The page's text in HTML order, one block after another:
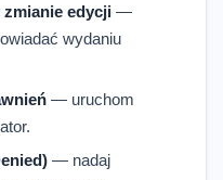
edycji —
wydaniu
— uruchom
— nadaj